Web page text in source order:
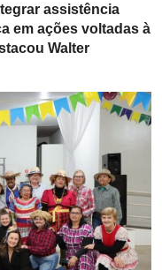
assistência
em ações voltadas à
Walter